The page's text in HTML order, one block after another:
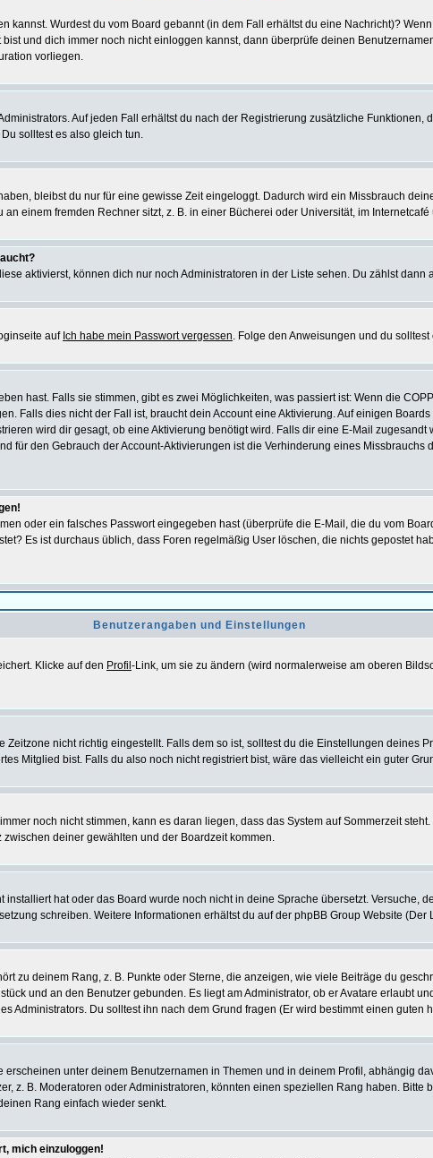
kannst. Wurdest du vom Board gebannt (in dem Fall erhältst du eine Nachricht)?
und dich immer noch nicht einloggen kannst, dann überprüfe deinen
vorliegen.
Auf jeden Fall erhältst du nach der Registrierung zusätzliche Funktionen,
solltest es also gleich tun.
bleibst du nur für eine gewisse Zeit eingeloggt. Dadurch wird ein Missbrauch
einem fremden Rechner sitzt, z. B. in einer Bücherei oder Universität, im Internetcafé
aktivierst, können dich nur noch Administratoren in der Liste sehen. Du zählst dann
auf Ich habe mein Passwort vergessen. Folge den Anweisungen und du
hast. Falls sie stimmen, gibt es zwei Möglichkeiten, was passiert ist: Wenn die
Falls dies nicht der Fall ist, braucht dein Account eine Aktivierung. Auf einigen
wird dir gesagt, ob eine Aktivierung benötigt wird. Falls dir eine E-Mail
für den Gebrauch der Account-Aktivierungen ist die Verhinderung eines
oder ein falsches Passwort eingegeben hast (überprüfe die E-Mail, die du vom
Es ist durchaus üblich, dass Foren regelmäßig User löschen, die nichts gepostet
Benutzerangaben und Einstellungen
Klicke auf den Profil -Link, um sie zu ändern (wird normalerweise am oberen
nicht richtig eingestellt. Falls dem so ist, solltest du die Einstellungen deines
Mitglied bist. Falls du also noch nicht registriert bist, wäre das vielleicht ein guter
noch nicht stimmen, kann es daran liegen, dass das System auf Sommerzeit
deiner gewählten und der Boardzeit kommen.
hat oder das Board wurde noch nicht in deine Sprache übersetzt. Versuche,
schreiben. Weitere Informationen erhältst du auf der phpBB Group Website (Der
zu deinem Rang, z. B. Punkte oder Sterne, die anzeigen, wie viele Beiträge du
und an den Benutzer gebunden. Es liegt am Administrator, ob er Avatare erlaubt
Administrators. Du solltest ihn nach dem Grund fragen (Er wird bestimmt einen guten
unter deinem Benutzernamen in Themen und in deinem Profil, abhängig
z. B. Moderatoren oder Administratoren, könnten einen speziellen Rang haben.
Rang einfach wieder senkt.
mich einzuloggen!